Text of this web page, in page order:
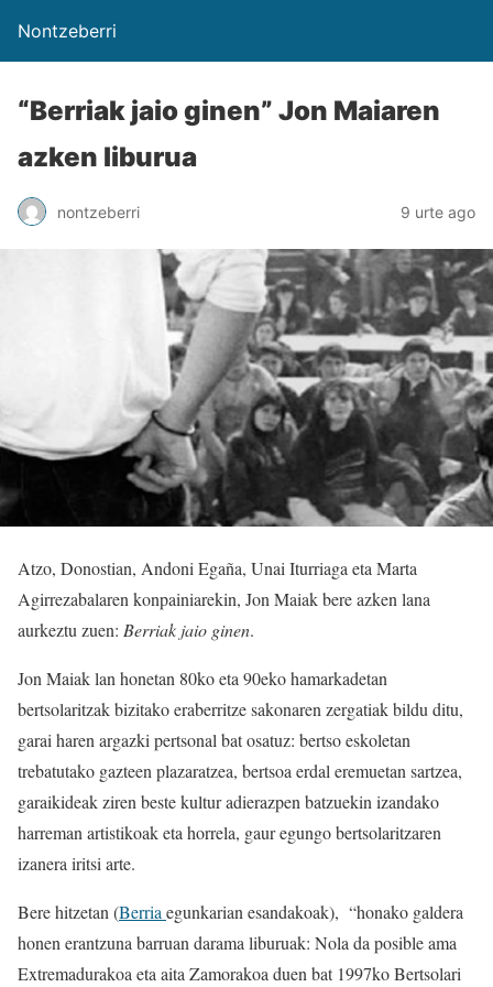
Nontzeberri
“Berriak jaio ginen” Jon Maiaren
azken liburua
nontzeberri 9 urte ago
Atzo, Donostian, Andoni Egaña, Unai Iturriaga eta Marta
Agirrezabalaren konpainiarekin, Jon Maiak bere azken lana
aurkeztu zuen: Berriak jaio ginen.
Jon Maiak lan honetan 80ko eta 90eko hamarkadetan
bertsolaritzak bizitako eraberritze sakonaren zergatiak bildu ditu,
garai haren argazki pertsonal bat osatuz: bertso eskoletan
trebatutako gazteen plazaratzea, bertsoa erdal eremuetan sartzea,
garaikideak ziren beste kultur adierazpen batzuekin izandako
harreman artistikoak eta horrela, gaur egungo bertsolaritzaren
izanera iritsi arte.
Bere hitzetan (Berriaegunkarian esandakoak), “honako galdera
honen erantzuna barruan darama liburuak: Nola da posible ama
Extremadurakoa eta aita Zamorakoa duen bat 1997ko Bertsolari